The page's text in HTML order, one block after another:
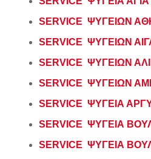
SERVICE ΨΥΓΕΙΩΝ
SERVICE ΨΥΓΕΙΩΝ
SERVICE ΨΥΓΕΙΩΝ
SERVICE ΨΥΓΕΙΩΝ
SERVICE ΨΥΓΕΙΑ
SERVICE ΨΥΓΕΙΑ
SERVICE ΨΥΓΕΙΑ